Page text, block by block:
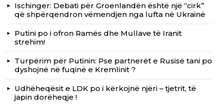
Ischinger: Debati për Groenlandën është një “cirk”
që shpërqendron vëmendjen nga lufta në Ukrainë
Putini po i ofron Ramës dhe Mullave të Iranit
strehim!
Turpërim për Putinin: Pse partnerët e Rusisë tani po
dyshojnë në fuqinë e Kremlinit ?
Udhëheqësit e LDK po i kërkojnë njëri – tjetrit, të
japin dorëheqje !